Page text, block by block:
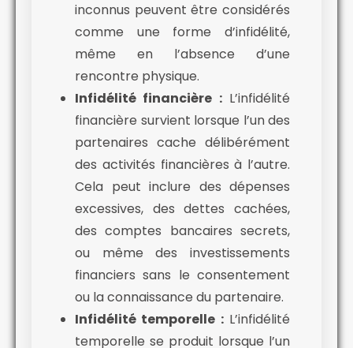
inconnus peuvent être considérés
comme une forme d’infidélité,
même en l’absence d’une
rencontre physique.
Infidélité financière :L’infidélité
financière survient lorsque l’un des
partenaires cache délibérément
des activités financières à l’autre.
Cela peut inclure des dépenses
excessives, des dettes cachées,
des comptes bancaires secrets,
ou même des investissements
financiers sans le consentement
ou la connaissance du partenaire.
Infidélité temporelle :L’infidélité
temporelle se produit lorsque l’un